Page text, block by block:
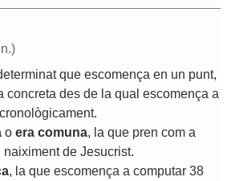
que escomença en un punt,
concreta des de la qual escomença a
cronològicament.
o era comuna, la que pren com a
naiximent de Jesucrist.
, la que escomença a computar 38